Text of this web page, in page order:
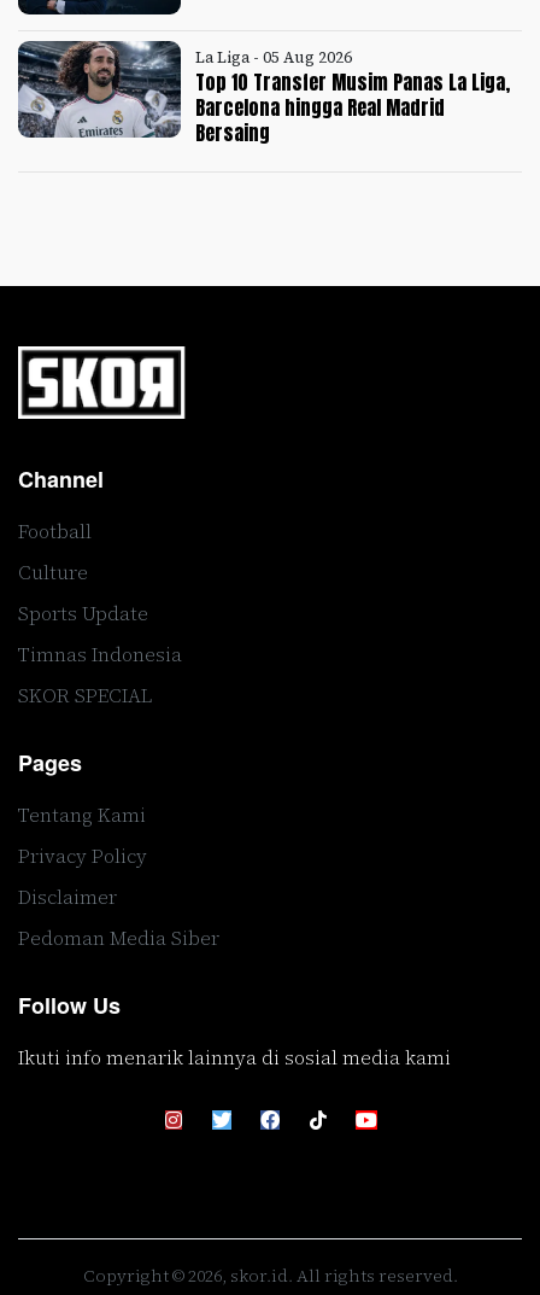
La Liga - 05 Aug 2026
Top 10 Transfer Musim Panas La Liga,
Barcelona hingga Real Madrid
Bersaing
Channel
Football
Culture
Sports Update
Timnas Indonesia
SKOR SPECIAL
Pages
Tentang Kami
Privacy Policy
Disclaimer
Pedoman Media Siber
Follow Us
Ikuti info menarik lainnya di sosial media kami
Copyright © 2026, skor.id. All rights reserved.